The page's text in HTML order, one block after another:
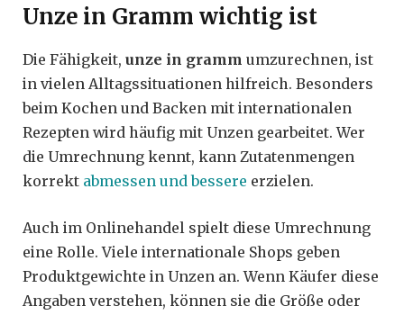
Unze in Gramm wichtig ist
Die Fähigkeit, unze in gramm umzurechnen, ist
in vielen Alltagssituationen hilfreich. Besonders
beim Kochen und Backen mit internationalen
Rezepten wird häufig mit Unzen gearbeitet. Wer
die Umrechnung kennt, kann Zutatenmengen
korrekt abmessen und bessere erzielen.
Auch im Onlinehandel spielt diese Umrechnung
eine Rolle. Viele internationale Shops geben
Produktgewichte in Unzen an. Wenn Käufer diese
Angaben verstehen, können sie die Größe oder